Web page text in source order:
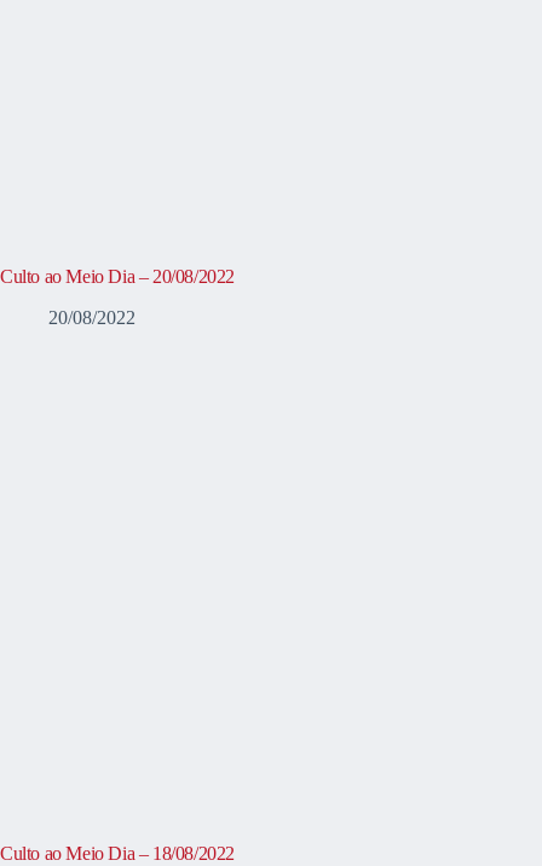
Culto ao Meio Dia – 20/08/2022
20/08/2022
Culto ao Meio Dia – 18/08/2022